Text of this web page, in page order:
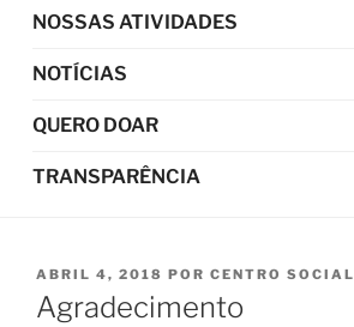
NOSSAS ATIVIDADES
NOTÍCIAS
QUERO DOAR
TRANSPARÊNCIA
PUBLICADO
EM
ABRIL 4, 2018 POR CENTRO SOCIAL
Agradecimento